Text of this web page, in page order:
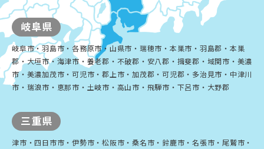
岐阜県
岐阜市・羽島市・各務原市・山県市・瑞穂市・本巣市・羽島郡・本巣
郡・大垣市・海津市・養老郡・不破郡・安八郡・揖斐郡・域関市・美濃
市・美濃加茂市・可児市・郡上市・加茂郡・可児郡・多治見市・中津川
市・瑞浪市・恵那市・土岐市・高山市・飛騨市・下呂市・大野郡
三重県
津市・四日市市・伊勢市・松阪市・桑名市・鈴鹿市・名張市・尾鷲市・